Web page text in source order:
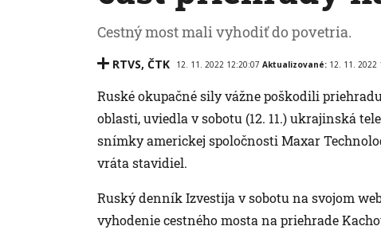
Cestný most mali vyhodiť do povetria.
RTVS, ČTK 12. 11. 2022 12:20:07 Aktualizované: 12. 11. 2022
Ruské okupačné sily vážne poškodili
oblasti, uviedla v sobotu (12. 11.) ukrajinská
snímky americkej spoločnosti Maxar
vráta stavidiel.
Ruský denník Izvestija v sobotu na svojom
vyhodenie cestného mosta na priehrade